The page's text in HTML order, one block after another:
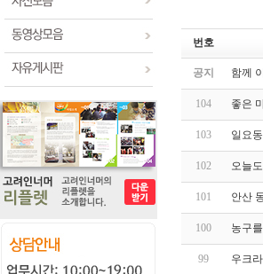
번호
공지 함께
104 좋은
103 일요
102 오늘
101 안산
100 농구
99 우크